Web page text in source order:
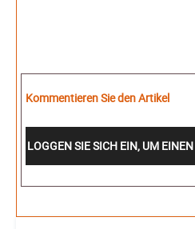
Kommentieren Sie den Artikel
LOGGEN SIE SICH EIN, UM